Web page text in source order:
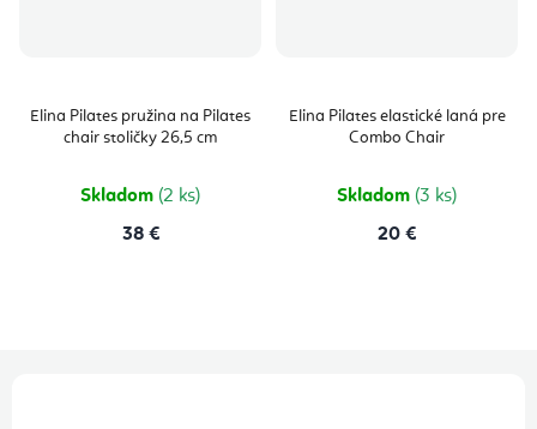
Elina Pilates pružina na Pilates
chair stoličky 26,5 cm
Skladom (2 ks)
38 €
Elina Pilates elastické laná pre
Combo Chair
Skladom (3 ks)
20 €